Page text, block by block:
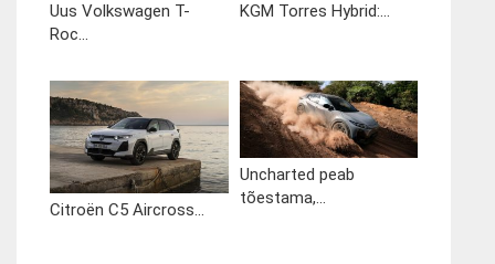
Uus Volkswagen T-
Roc...
KGM Torres Hybrid:...
Citroën C5 Aircross...
Uncharted peab
tõestama,...